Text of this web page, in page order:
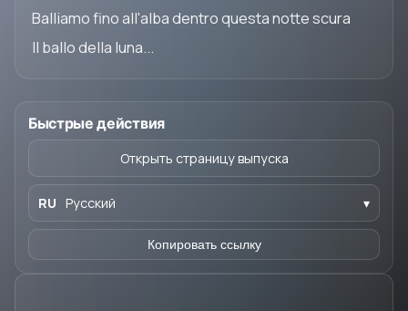
Быстрые действия
Открыть страницу выпуска
RU Русский ▾
Копировать ссылку
Balliamo fino all'alba dentro questa notte scura
Il ballo della luna...